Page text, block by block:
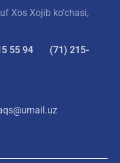
Xos Xojib ko‘chasi,
55 94
(71) 215-